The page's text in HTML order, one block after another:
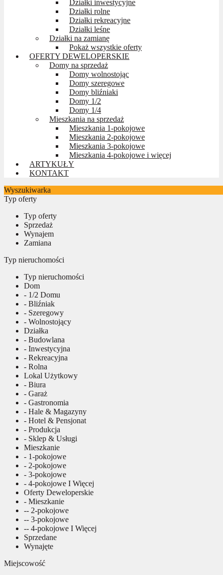
Działki inwestycyjne
Działki rolne
Działki rekreacyjne
Działki leśne
Działki na zamianę
Pokaż wszystkie oferty
OFERTY DEWELOPERSKIE
Domy na sprzedaż
Domy wolnostojąc
Domy szeregowe
Domy bliźniaki
Domy 1/2
Domy 1/4
Mieszkania na sprzedaż
Mieszkania 1-pokojowe
Mieszkania 2-pokojowe
Mieszkania 3-pokojowe
Mieszkania 4-pokojowe i więcej
ARTYKUŁY
KONTAKT
Wyszukiwarka
Typ oferty
Typ oferty
Sprzedaż
Wynajem
Zamiana
Typ nieruchomości
Typ nieruchomości
Dom
- 1/2 Domu
- Bliźniak
- Szeregowy
- Wolnostojący
Działka
- Budowlana
- Inwestycyjna
- Rekreacyjna
- Rolna
Lokal Użytkowy
- Biura
- Garaż
- Gastronomia
- Hale & Magazyny
- Hotel & Pensjonat
- Produkcja
- Sklep & Usługi
Mieszkanie
- 1-pokojowe
- 2-pokojowe
- 3-pokojowe
- 4-pokojowe I Więcej
Oferty Deweloperskie
- Mieszkanie
-- 2-pokojowe
-- 3-pokojowe
-- 4-pokojowe I Więcej
Sprzedane
Wynajęte
Miejscowość